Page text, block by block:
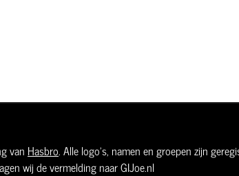
van Hasbro. Alle logo's, namen en groepen zijn
wij de vermelding naar GIJoe.nl